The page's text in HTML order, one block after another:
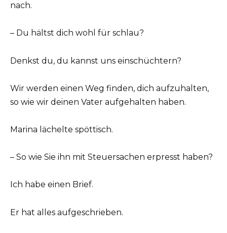
nach.
– Du hältst dich wohl für schlau?
Denkst du, du kannst uns einschüchtern?
Wir werden einen Weg finden, dich aufzuhalten,
so wie wir deinen Vater aufgehalten haben.
Marina lächelte spöttisch.
– So wie Sie ihn mit Steuersachen erpresst haben?
Ich habe einen Brief.
Er hat alles aufgeschrieben.